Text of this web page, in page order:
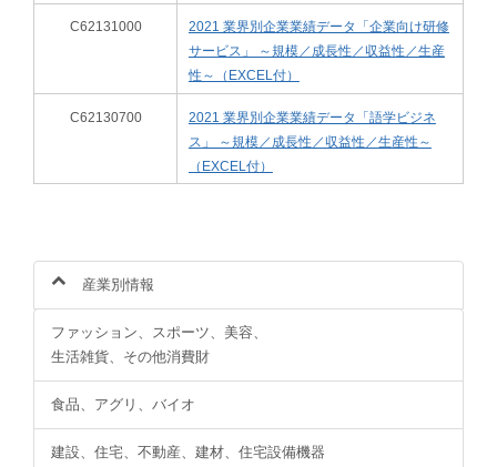
C62131000
2021 業界別企業業績データ「企業向け研修
サービス」 ～規模／成長性／収益性／生産
性～（EXCEL付）
C62130700
2021 業界別企業業績データ「語学ビジネ
ス」 ～規模／成長性／収益性／生産性～
（EXCEL付）
産業別情報
ファッション、スポーツ、美容、
生活雑貨、その他消費財
食品、アグリ、バイオ
建設、住宅、不動産、建材、住宅設備機器